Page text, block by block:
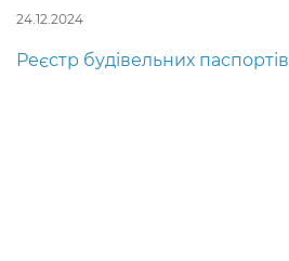
24.12.2024
Реєстр будівельних паспортів